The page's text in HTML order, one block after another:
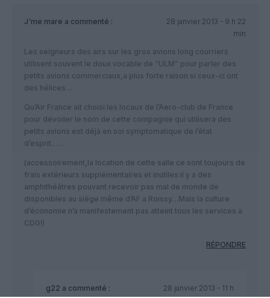
J'me mare a commenté :
28 janvier 2013 - 9 h 22
min
Les seigneurs des airs sur les gros avions long courriers
utilisent souvent le doux vocable de “ULM” pour parler des
petits avions commerciaux,a plus forte raison si ceux-ci ont
des hélices…
Qu’Air France ait choisi les locaux de l’Aero-club de France
pour dévoiler le nom de cette compagnie qui utilisera des
petits avions est déjà en soi symptomatique de l’état
d’esprit……
(accessoirement,la location de cette salle ce sont toujours de
frais extérieurs supplémentaires et inutiles:il y a des
amphithéâtres pouvant recevoir pas mal de monde de
disponibles au siège même d’AF a Roissy…Mais la culture
d’économie n’a manifestement pas atteint tous les services a
CDG!)
RÉPONDRE
g22 a commenté :
28 janvier 2013 - 11 h